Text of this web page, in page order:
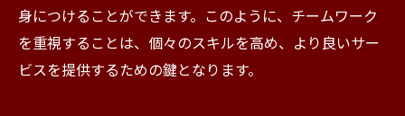
身につけることができます。このように、チームワーク
を重視することは、個々のスキルを高め、より良いサー
ビスを提供するための鍵となります。